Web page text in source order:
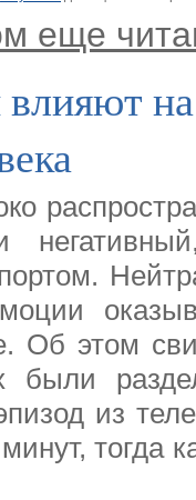
еще
Об этом
были
из
тогда